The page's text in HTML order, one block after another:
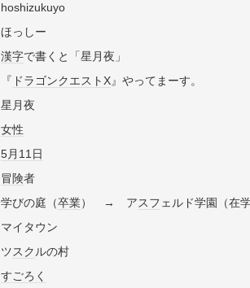
hoshizukuyo
ほっしー
漢字で書くと「星月夜」
『 ドラゴンクエストX』やってまーす。
星月夜
女性
5月11日
冒険者
学びの庭（卒業） → アスフ ェルド学園（在
マイタウン
ツスクルの村
すごろく